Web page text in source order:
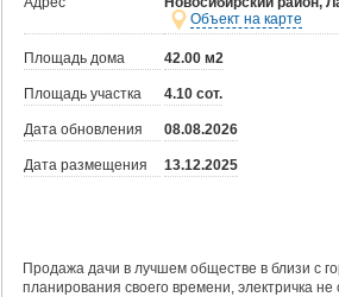
Объект на карте
Площадь дома 42.00 м2
Площадь участка 4.10 сот.
Дата обновления 08.08.2026
Дата размещения 13.12.2025
Продажа дачи в лучшем обществе в близи с
планирования своего времени, электричка